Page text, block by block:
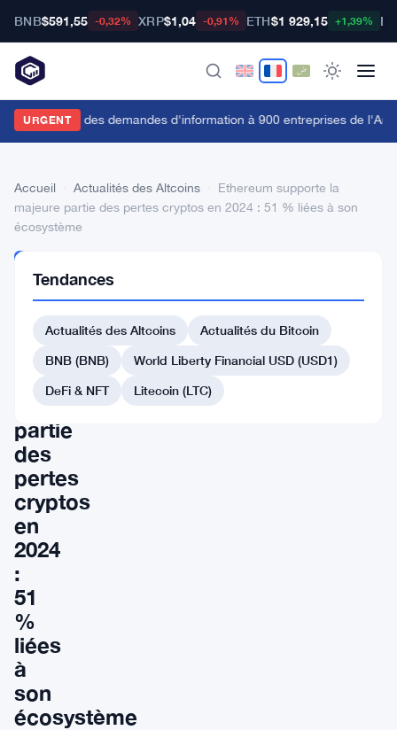
BNB$591,55 -0,32% XRP$1,04 -0,91% ETH$1 929,15 +1,39%
URGENT
FCA envoie des demandes d'information à 900 entreprises de
Accueil Actualités des Altcoins
Ethereum supporte la
majeure partie des pertes cryptos en 2024 : 51 % liées à son
écosystème
DES
ALTCOINS
Ethereum
supporte
partie
des
pertes
cryptos
en
2024
:
51
%
liées
à
son
écosystème
Tendances
Actualités des Altcoins
Actualités du Bitcoin
BNB (BNB)
World Liberty Financial USD (USD1)
DeFi & NFT
Litecoin (LTC)